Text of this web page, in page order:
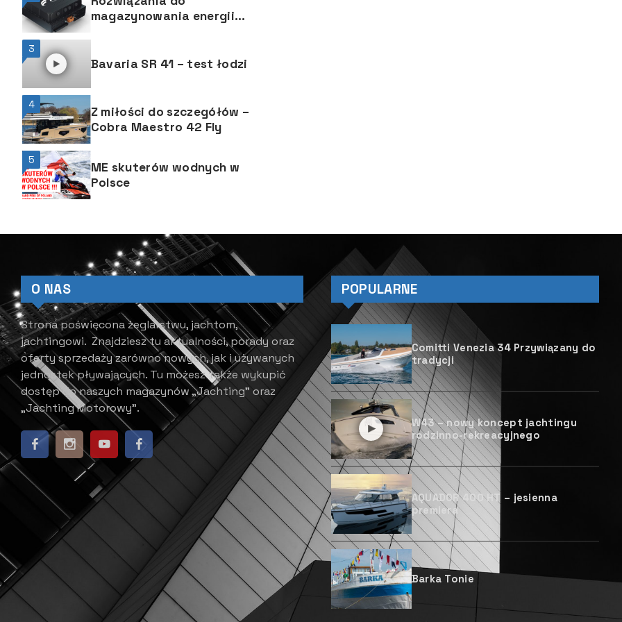
magazynowania energii
3
Bavaria SR 41 – test łodzi
4
Z miłości do szczegółów –
Cobra Maestro 42 Fly
5
ME skuterów wodnych w
Polsce
O NAS
Strona poświęcona żeglarstwu, jachtom,
jachtingowi. Znajdziesz tu aktualności, porady oraz
oferty sprzedaży zarówno nowych, jak i używanych
jednostek pływających. ​ Tu możesz także wykupić
dostęp do naszych magazynów „Jachting” oraz
„Jachting Motorowy”.
POPULARNE
Comitti Venezia 34 Przywiązany do
tradycji
W43 – nowy koncept jachtingu
rodzinno-rekreacyjnego
AQUADOR 400 HT – jesienna
premiera
Barka Tonie